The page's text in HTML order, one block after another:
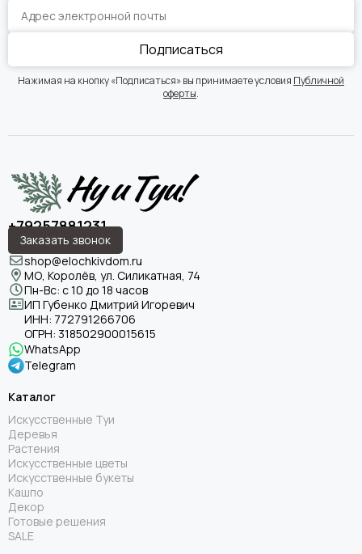
Подписаться
Нажимая на кнопку «Подписаться» вы принимаете условия Публичной
оферты.
+79257881231
Заказать звонок
shop@elochkivdom.ru
МО, Королёв, ул. Силикатная, 74
Пн-Вс: с 10 до 18 часов
ИП Губенко Дмитрий Игоревич
ИНН: 772791266706
ОГРН: 318502900015615
WhatsApp
Telegram
Каталог
Искусственные Туи
Деревья
Растения
Искусственные цветы
Искусственные букеты
Кашпо
Декор
Готовые решения
SALE